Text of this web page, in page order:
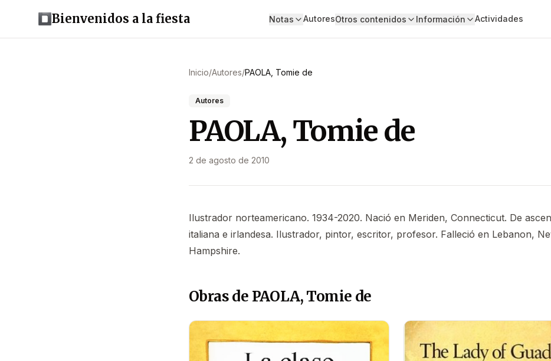
Bienvenidos a la fiesta Notas AutoresOtros contenidos Información Actividades
Inicio/Autores/PAOLA, Tomie de
Autores
PAOLA, Tomie de
2 de agosto de 2010
Ilustrador norteamericano. 1934-2020. Nació en Meriden, Connecticut. De
italiana e irlandesa. Ilustrador, pintor, escritor, profesor. Falleció en Lebanon,
Hampshire.
Obras de PAOLA, Tomie de